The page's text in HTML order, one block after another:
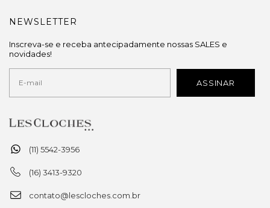
(11) 5542-3956
(16) 3413-9320
contato@lescloches.com.br
NEWSLETTER
Inscreva-se e receba antecipadamente nossas SALES e
novidades!